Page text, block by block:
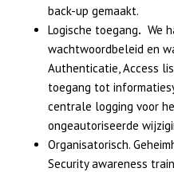
back-up gemaakt.
Logische toegang. We
wachtwoordbeleid en
Authenticatie, Access
toegang tot
centrale logging voor
ongeautoriseerde
Organisatorisch.
Security awareness